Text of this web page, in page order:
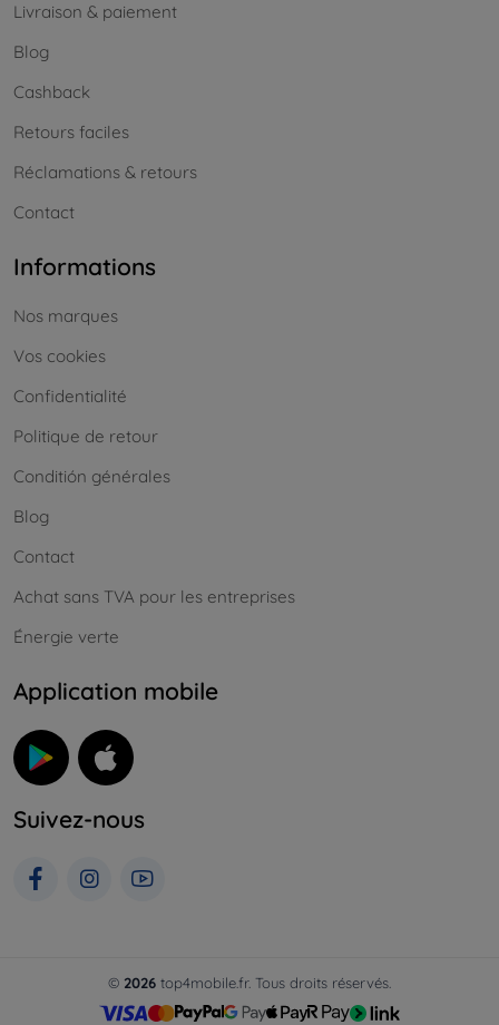
Livraison & paiement
Blog
Cashback
Retours faciles
Réclamations & retours
Contact
Informations
Nos marques
Vos cookies
Confidentialité
Politique de retour
Conditión générales
Blog
Contact
Achat sans TVA pour les entreprises
Énergie verte
Application mobile
Suivez-nous
© 2026 top4mobile.fr. Tous droits réservés.